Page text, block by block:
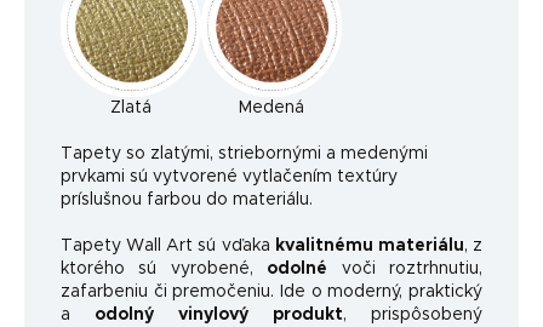
Zlatá Medená
Tapety so zlatými, striebornými a medenými
prvkami sú vytvorené vytlačením textúry
príslušnou farbou do materiálu.
Tapety Wall Art sú vďaka kvalitnému materiálu, z
ktorého sú vyrobené, odolné voči roztrhnutiu,
zafarbeniu či premočeniu. Ide o moderný, praktický
a odolný vinylový produkt, prispôsobený